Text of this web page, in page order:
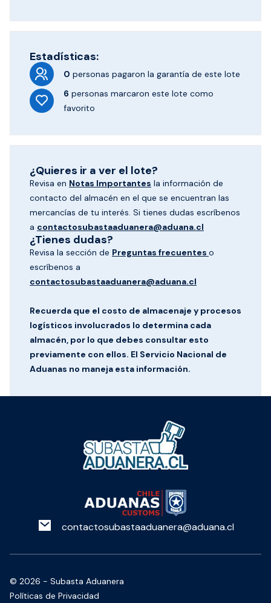
Estadísticas:
0 personas pagaron la garantía de este lote
6 personas marcaron este lote como
favorito
¿Quieres ir a ver el lote?
Revisa en Notas Importantes la información de
contacto del almacén en el que se encuentran las
mercancías de tu interés. Si tienes dudas escríbenos
a contactosubastaaduanera@aduana.cl
¿Tienes dudas?
Revisa la sección de Preguntas frecuentes o
escríbenos a
contactosubastaaduanera@aduana.cl
Recuerda que el costo de almacenaje y procesos
logísticos involucrados lo determina cada
almacén, por lo que debes consultar esto
previamente con ellos. El Servicio Nacional de
Aduanas no maneja esta información.
contactosubastaaduanera@aduana.cl
© 2026 - Subasta Aduanera
Políticas de Privacidad